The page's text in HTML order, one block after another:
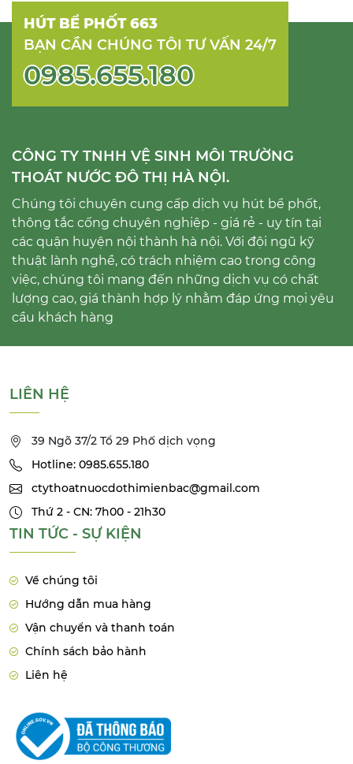
HÚT BỂ PHỐT 663
BẠN CẦN CHÚNG TÔI TƯ VẤN 24/7
0985.655.180
CÔNG TY TNHH VỆ SINH MÔI TRƯỜNG
THOÁT NƯỚC ĐÔ THỊ HÀ NỘI.
Chúng tôi chuyên cung cấp dịch vụ hút bể phốt,
thông tắc cống chuyên nghiệp - giá rẻ - uy tín tại
các quận huyện nội thành hà nội. Với đội ngũ kỹ
thuật lành nghề, có trách nhiệm cao trong công
việc, chúng tôi mang đến những dịch vụ có chất
lượng cao, giá thành hợp lý nhằm đáp ứng mọi yêu
cầu khách hàng
LIÊN HỆ
39 Ngõ 37/2 Tổ 29 Phố dịch vọng
Hotline: 0985.655.180
ctythoatnuocdothimienbac@gmail.com
Thứ 2 - CN: 7h00 - 21h30
TIN TỨC - SỰ KIỆN
Về chúng tôi
Hướng dẫn mua hàng
Vận chuyển và thanh toán
Chính sách bảo hành
Liên hệ